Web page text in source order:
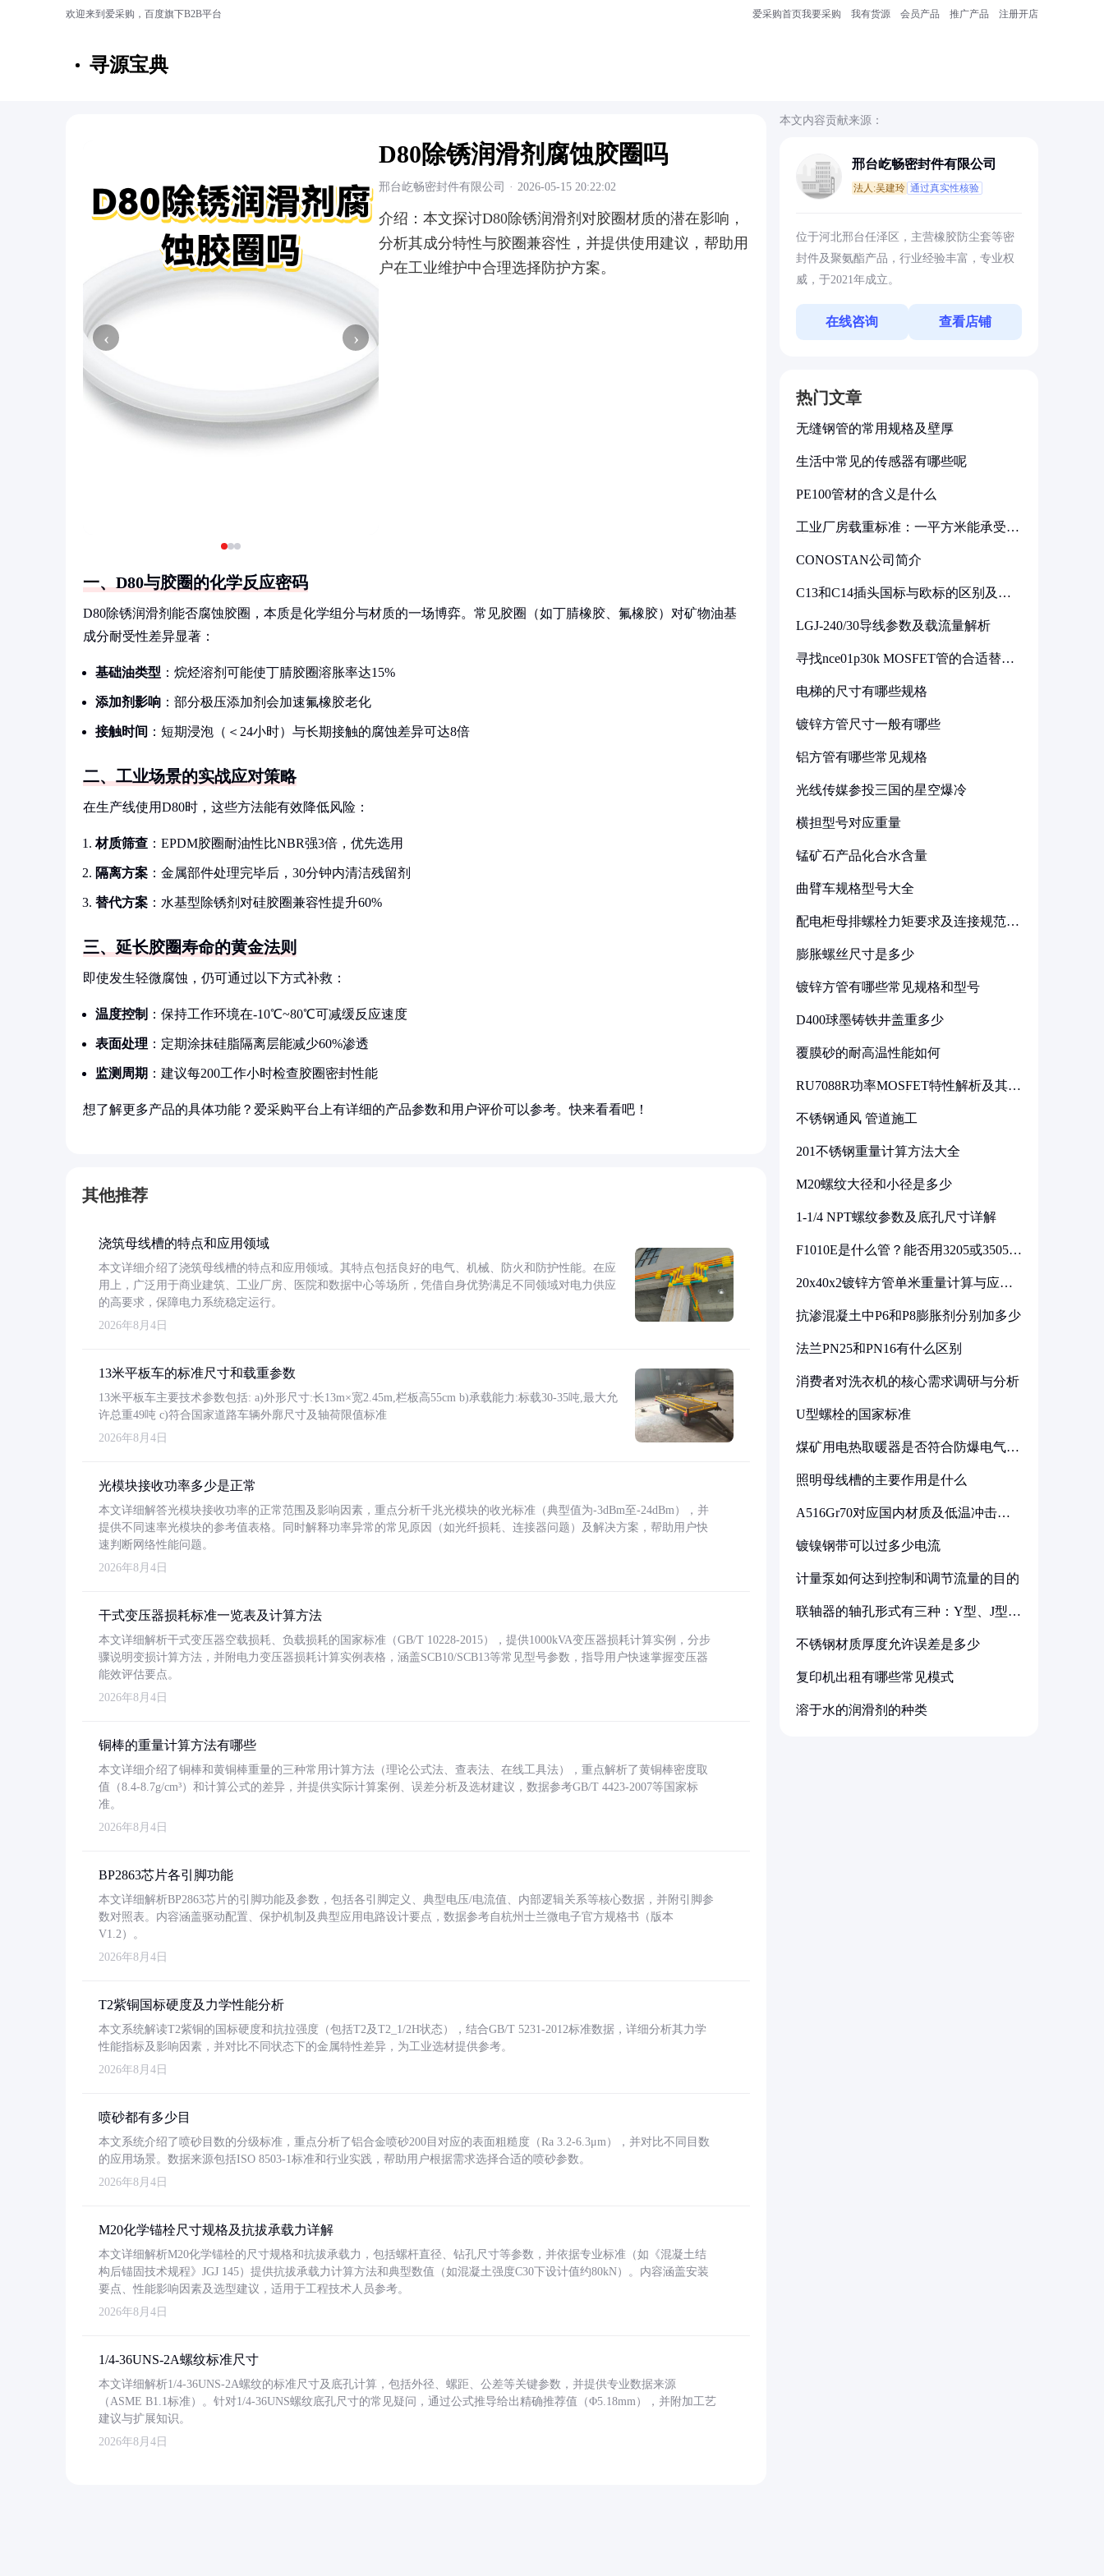
欢迎来到爱采购，百度旗下B2B平台 爱采购首页我要采购 我有货源 会员产品 推广产品 注册开店
寻源宝典
‹ ›
D80除锈润滑剂腐蚀胶圈吗
邢台屹畅密封件有限公司 · 2026-05-15 20:22:02
介绍： 本文探讨D80除锈润滑剂对胶圈材质的潜在影响，
分析其成分特性与胶圈兼容性，并提供使用建议，帮助用
户在工业维护中合理选择防护方案。
一、D80与胶圈的化学反应密码
D80除锈润滑剂能否腐蚀胶圈，本质是化学组分与材质的一场博弈。常见胶圈（如丁腈橡胶、氟橡胶）对矿物油基
成分耐受性差异显著：
基础油类型 ：烷烃溶剂可能使丁腈胶圈溶胀率达15%
添加剂影响 ：部分极压添加剂会加速氟橡胶老化
接触时间 ：短期浸泡（＜24小时）与长期接触的腐蚀差异可达8倍
二、工业场景的实战应对策略
在生产线使用D80时，这些方法能有效降低风险：
材质筛查 ：EPDM胶圈耐油性比NBR强3倍，优先选用
隔离方案 ：金属部件处理完毕后，30分钟内清洁残留剂
替代方案 ：水基型除锈剂对硅胶圈兼容性提升60%
三、延长胶圈寿命的黄金法则
即使发生轻微腐蚀，仍可通过以下方式补救：
温度控制 ：保持工作环境在-10℃~80℃可减缓反应速度
表面处理 ：定期涂抹硅脂隔离层能减少60%渗透
监测周期 ：建议每200工作小时检查胶圈密封性能
想了解更多产品的具体功能？爱采购平台上有详细的产品参数和用户评价可以参考。快来看看吧！
其他推荐
浇筑母线槽的特点和应用领域
本文详细介绍了浇筑母线槽的特点和应用领域。其特点包括良好的电气、机械、防火和防护性能。在应
用上，广泛用于商业建筑、工业厂房、医院和数据中心等场所，凭借自身优势满足不同领域对电力供应
的高要求，保障电力系统稳定运行。
2026年8月4日
13米平板车的标准尺寸和载重参数
13米平板车主要技术参数包括: a)外形尺寸:长13m×宽2.45m,栏板高55cm b)承载能力:标载30-35吨,最大允
许总重49吨 c)符合国家道路车辆外廓尺寸及轴荷限值标准
2026年8月4日
光模块接收功率多少是正常
本文详细解答光模块接收功率的正常范围及影响因素，重点分析千兆光模块的收光标准（典型值为-3dBm至-24dBm），并
提供不同速率光模块的参考值表格。同时解释功率异常的常见原因（如光纤损耗、连接器问题）及解决方案，帮助用户快
速判断网络性能问题。
2026年8月4日
干式变压器损耗标准一览表及计算方法
本文详细解析干式变压器空载损耗、负载损耗的国家标准（GB/T 10228-2015），提供1000kVA变压器损耗计算实例，分步
骤说明变损计算方法，并附电力变压器损耗计算实例表格，涵盖SCB10/SCB13等常见型号参数，指导用户快速掌握变压器
能效评估要点。
2026年8月4日
铜棒的重量计算方法有哪些
本文详细介绍了铜棒和黄铜棒重量的三种常用计算方法（理论公式法、查表法、在线工具法），重点解析了黄铜棒密度取
值（8.4-8.7g/cm³）和计算公式的差异，并提供实际计算案例、误差分析及选材建议，数据参考GB/T 4423-2007等国家标
准。
2026年8月4日
BP2863芯片各引脚功能
本文详细解析BP2863芯片的引脚功能及参数，包括各引脚定义、典型电压/电流值、内部逻辑关系等核心数据，并附引脚参
数对照表。内容涵盖驱动配置、保护机制及典型应用电路设计要点，数据参考自杭州士兰微电子官方规格书（版本
V1.2）。
2026年8月4日
T2紫铜国标硬度及力学性能分析
本文系统解读T2紫铜的国标硬度和抗拉强度（包括T2及T2_1/2H状态），结合GB/T 5231-2012标准数据，详细分析其力学
性能指标及影响因素，并对比不同状态下的金属特性差异，为工业选材提供参考。
2026年8月4日
喷砂都有多少目
本文系统介绍了喷砂目数的分级标准，重点分析了铝合金喷砂200目对应的表面粗糙度（Ra 3.2-6.3μm），并对比不同目数
的应用场景。数据来源包括ISO 8503-1标准和行业实践，帮助用户根据需求选择合适的喷砂参数。
2026年8月4日
M20化学锚栓尺寸规格及抗拔承载力详解
本文详细解析M20化学锚栓的尺寸规格和抗拔承载力，包括螺杆直径、钻孔尺寸等参数，并依据专业标准（如《混凝土结
构后锚固技术规程》JGJ 145）提供抗拔承载力计算方法和典型数值（如混凝土强度C30下设计值约80kN）。内容涵盖安装
要点、性能影响因素及选型建议，适用于工程技术人员参考。
2026年8月4日
1/4-36UNS-2A螺纹标准尺寸
本文详细解析1/4-36UNS-2A螺纹的标准尺寸及底孔计算，包括外径、螺距、公差等关键参数，并提供专业数据来源
（ASME B1.1标准）。针对1/4-36UNS螺纹底孔尺寸的常见疑问，通过公式推导给出精确推荐值（Φ5.18mm），并附加工艺
建议与扩展知识。
2026年8月4日
本文内容贡献来源：
邢台屹畅密封件有限公司
法人:吴建玲 通过真实性核验
位于河北邢台任泽区，主营橡胶防尘套等密
封件及聚氨酯产品，行业经验丰富，专业权
威，于2021年成立。
在线咨询 查看店铺
热门文章
无缝钢管的常用规格及壁厚
生活中常见的传感器有哪些呢
PE100管材的含义是什么
工业厂房载重标准：一平方米能承受多
CONOSTAN公司简介
C13和C14插头国标与欧标的区别及其
LGJ-240/30导线参数及载流量解析
寻找nce01p30k MOSFET管的合适替代
电梯的尺寸有哪些规格
镀锌方管尺寸一般有哪些
铝方管有哪些常见规格
光线传媒参投三国的星空爆冷
横担型号对应重量
锰矿石产品化合水含量
曲臂车规格型号大全
配电柜母排螺栓力矩要求及连接规范详
膨胀螺丝尺寸是多少
镀锌方管有哪些常见规格和型号
D400球墨铸铁井盖重多少
覆膜砂的耐高温性能如何
RU7088R功率MOSFET特性解析及其在
不锈钢通风 管道施工
201不锈钢重量计算方法大全
M20螺纹大径和小径是多少
1-1/4 NPT螺纹参数及底孔尺寸详解
F1010E是什么管？能否用3205或3505代
20x40x2镀锌方管单米重量计算与应用
抗渗混凝土中P6和P8膨胀剂分别加多少
法兰PN25和PN16有什么区别
消费者对洗衣机的核心需求调研与分析
U型螺栓的国家标准
煤矿用电热取暖器是否符合防爆电气设
照明母线槽的主要作用是什么
A516Gr70对应国内材质及低温冲击要
镀镍钢带可以过多少电流
计量泵如何达到控制和调节流量的目的
联轴器的轴孔形式有三种：Y型、J型、
不锈钢材质厚度允许误差是多少
复印机出租有哪些常见模式
溶于水的润滑剂的种类